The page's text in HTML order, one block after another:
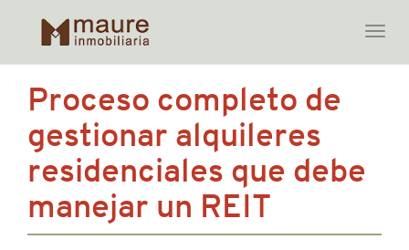
content
Toggle
Proceso completo de
gestionar alquileres
residenciales que debe
manejar un REIT